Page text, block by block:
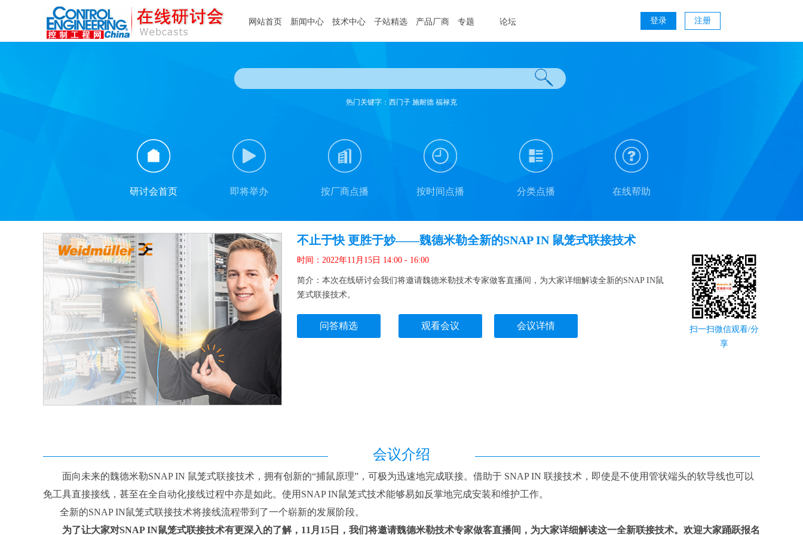
网站首页 新闻中心 技术中心 子站精选 产品厂商 专题 论坛 登录 注册
热门关键字：西门子 施耐德 福禄克
研讨会首页 即将举办 按厂商点播 按时间点播 分类点播 在线帮助
不止于快 更胜于妙——魏德米勒全新的SNAP IN 鼠笼式联接技术
时间：2022年11月15日 14:00 - 16:00
简介：本次在线研讨会我们将邀请魏德米勒技术专家做客直播间，为大家详细解读全新的SNAP IN鼠
笼式联接技术。
问答精选 观看会议 会议详情
扫一扫微信观看/分
享
会议介绍
面向未来的魏德米勒SNAP IN 鼠笼式联接技术，拥有创新的“捕鼠原理”，可极为迅速地完成联接。借助于 SNAP IN 联接技术，即使是不使用管状端头的软导线也可以
免工具直接接线，甚至在全自动化接线过程中亦是如此。使用SNAP IN鼠笼式技术能够易如反掌地完成安装和维护工作。
全新的SNAP IN鼠笼式联接技术将接线流程带到了一个崭新的发展阶段。
为了让大家对SNAP IN鼠笼式联接技术有更深入的了解，11月15日，我们将邀请魏德米勒技术专家做客直播间，为大家详细解读这一全新联接技术。欢迎大家踊跃报名